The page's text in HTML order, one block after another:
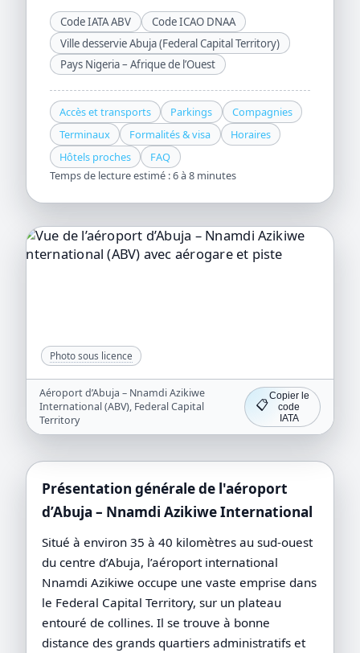
Code IATA ABV
Code ICAO DNAA
Ville desservie Abuja (Federal Capital Territory)
Pays Nigeria – Afrique de l’Ouest
Accès et transports Parkings
Compagnies
Terminaux
Formalités & visa
Horaires
Hôtels proches
FAQ
Temps de lecture estimé : 6 à 8 minutes
Photo sous licence
Aéroport d’Abuja – Nnamdi Azikiwe
International (ABV), Federal Capital
Territory
📋
Copier le
code
IATA
Présentation générale de l'aéroport
d’Abuja – Nnamdi Azikiwe International
Situé à environ 35 à 40 kilomètres au sud-ouest
du centre d’Abuja, l’aéroport international
Nnamdi Azikiwe occupe une vaste emprise dans
le Federal Capital Territory, sur un plateau
entouré de collines. Il se trouve à bonne
distance des grands quartiers administratifs et